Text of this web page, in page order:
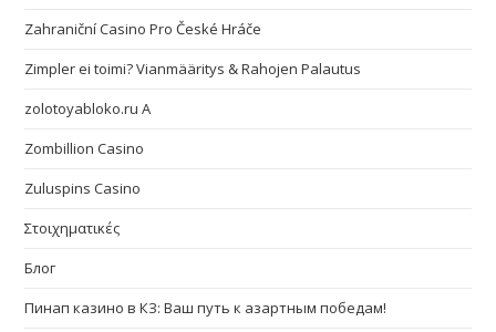
Zahraniční Casino Pro České Hráče
Zimpler ei toimi? Vianmääritys & Rahojen Palautus
zolotoyabloko.ru A
Zombillion Casino
Zuluspins Casino
Στοιχηματικές
Блог
Пинап казино в КЗ: Ваш путь к азартным победам!